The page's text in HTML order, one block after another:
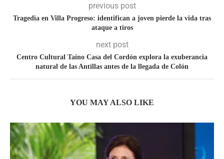
previous post
Tragedia en Villa Progreso: identifican a joven pierde la vida tras
ataque a tiros
next post
Centro Cultural Taíno Casa del Cordón explora la exuberancia
natural de las Antillas antes de la llegada de Colón
YOU MAY ALSO LIKE